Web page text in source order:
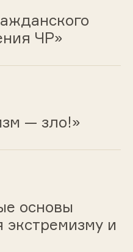
ЧР»
— зло!»
основы
экстремизму и